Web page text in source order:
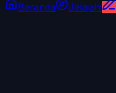
Beranda Jelajahi